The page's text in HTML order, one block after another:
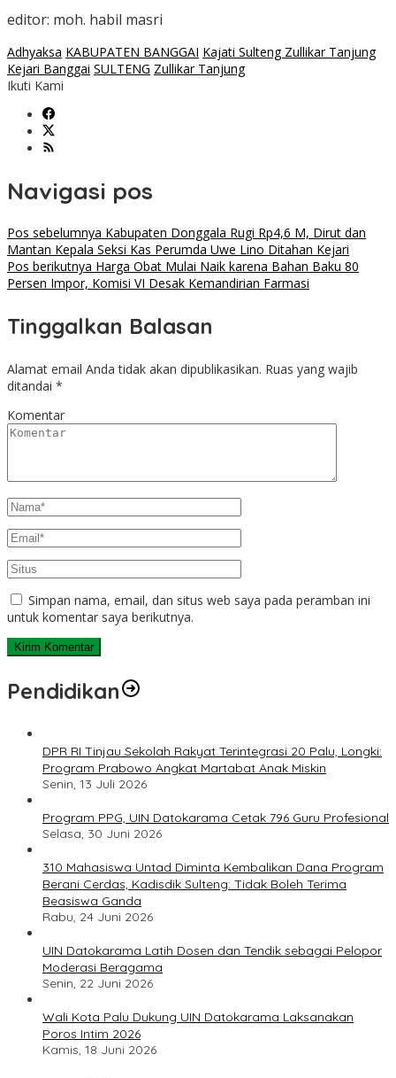
editor: moh. habil masri
Adhyaksa KABUPATEN BANGGAI Kajati Sulteng Zullikar Tanjung
Kejari Banggai SULTENG Zullikar Tanjung
Ikuti Kami
Navigasi pos
Pos sebelumnya Kabupaten Donggala Rugi Rp4,6 M, Dirut dan
Mantan Kepala Seksi Kas Perumda Uwe Lino Ditahan Kejari
Pos berikutnya Harga Obat Mulai Naik karena Bahan Baku 80
Persen Impor, Komisi VI Desak Kemandirian Farmasi
Tinggalkan Balasan
Alamat email Anda tidak akan dipublikasikan. Ruas yang wajib
ditandai *
Komentar
Simpan nama, email, dan situs web saya pada peramban ini
untuk komentar saya berikutnya.
Pendidikan
DPR RI Tinjau Sekolah Rakyat Terintegrasi 20 Palu, Longki:
Program Prabowo Angkat Martabat Anak Miskin
Senin, 13 Juli 2026
Program PPG, UIN Datokarama Cetak 796 Guru Profesional
Selasa, 30 Juni 2026
310 Mahasiswa Untad Diminta Kembalikan Dana Program
Berani Cerdas, Kadisdik Sulteng: Tidak Boleh Terima
Beasiswa Ganda
Rabu, 24 Juni 2026
UIN Datokarama Latih Dosen dan Tendik sebagai Pelopor
Moderasi Beragama
Senin, 22 Juni 2026
Wali Kota Palu Dukung UIN Datokarama Laksanakan
Poros Intim 2026
Kamis, 18 Juni 2026